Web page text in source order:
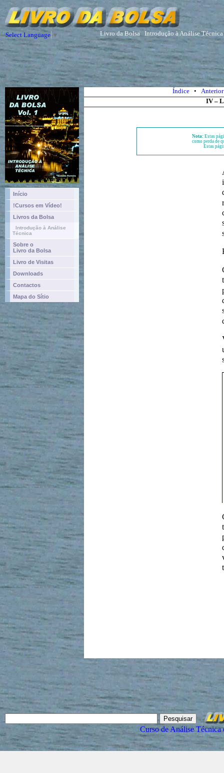
Select Language ▼ Livro da Bolsa Introdução à Análise Técnica
Início
!Cursos em Vídeo!
Livros da Bolsa
Introdução à Análise
Técnica
Sobre o
Livro da Bolsa
Livro de Visitas
Downloads
Contactos
Mapa do Sítio
IV –
Índice • Anterior
Nota: Estas
como perda de
Estas
Curso de Análise Técnica